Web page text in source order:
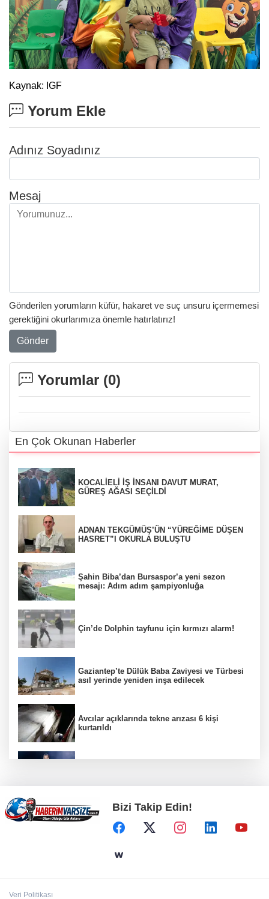
Kaynak: IGF
Yorum Ekle
Adınız Soyadınız
Mesaj
Gönderilen yorumların küfür, hakaret ve suç unsuru içermemesi
gerektiğini okurlarımıza önemle hatırlatırız!
Gönder
Yorumlar (0)
En Çok Okunan Haberler
KOCALİELİ İŞ İNSANI DAVUT MURAT,
GÜREŞ AĞASI SEÇİLDİ
ADNAN TEKGÜMÜŞ’ÜN “YÜREĞİME DÜŞEN
HASRET”I OKURLA BULUŞTU
Şahin Biba’dan Bursaspor’a yeni sezon
mesajı: Adım adım şampiyonluğa
Çin’de Dolphin tayfunu için kırmızı alarm!
Gaziantep’te Dülük Baba Zaviyesi ve Türbesi
asıl yerinde yeniden inşa edilecek
Avcılar açıklarında tekne arızası 6 kişi
kurtarıldı
Bakan Çiftçi: Suç zincirinin ilk halkasını
kıracağız
Çayırova’da, geleceğin basketbolcuları
Bizi Takip Edin!
Veri Politikası